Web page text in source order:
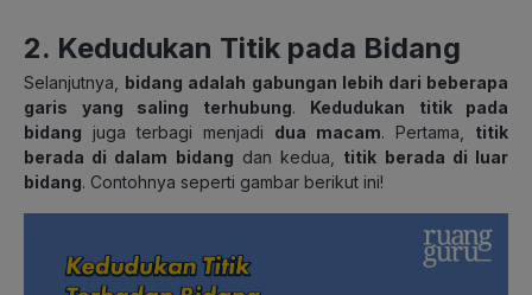
2. Kedudukan Titik pada Bidang
Selanjutnya, bidang adalah gabungan lebih dari beberapa
garis yang saling terhubung. Kedudukan titik pada
bidang juga terbagi menjadi dua macam. Pertama, titik
berada di dalam bidang dan kedua, titik berada di luar
bidang. Contohnya seperti gambar berikut ini!